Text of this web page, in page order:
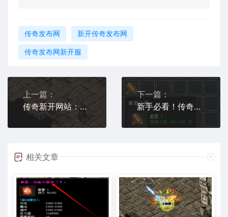
传奇发布网 新开传奇发布网
传奇发布网新开服
上一篇：
传奇新开网站：新手战士打火焰沃玛，这5件装备“闭眼穿”，魔防高还省钱
下一篇：
新手必看！传奇新开服修复之锤使用5大技巧
相关文章